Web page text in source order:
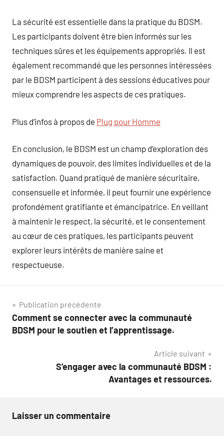
La sécurité est essentielle dans la pratique du BDSM.
Les participants doivent être bien informés sur les
techniques sûres et les équipements appropriés. Il est
également recommandé que les personnes intéressées
par le BDSM participent à des sessions éducatives pour
mieux comprendre les aspects de ces pratiques.
Plus d’infos à propos de Plug pour Homme
En conclusion, le BDSM est un champ d’exploration des
dynamiques de pouvoir, des limites individuelles et de la
satisfaction. Quand pratiqué de manière sécuritaire,
consensuelle et informée, il peut fournir une expérience
profondément gratifiante et émancipatrice. En veillant
à maintenir le respect, la sécurité, et le consentement
au cœur de ces pratiques, les participants peuvent
explorer leurs intérêts de manière saine et
respectueuse.
Navigation
de
Publication précédente
Comment se connecter avec la communauté
BDSM pour le soutien et l’apprentissage.
Article suivant
S’engager avec la communauté BDSM :
Avantages et ressources.
Laisser un commentaire